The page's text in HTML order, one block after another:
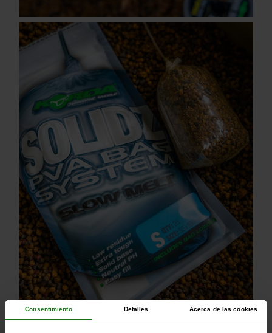
Consentimiento Detalles Acerca de las cookies